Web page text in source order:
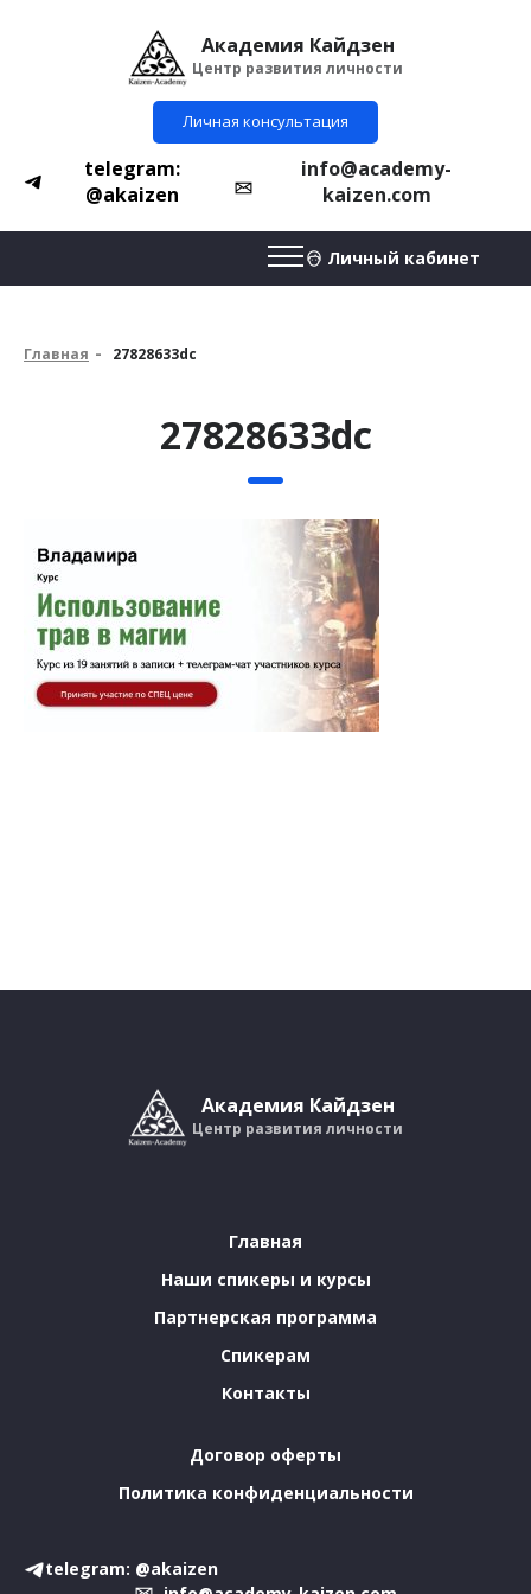
Академия Кайдзен
Центр развития личности
Личная консультация
telegram:
@akaizen
info@academy-
kaizen.com
Личный кабинет
Главная 27828633dc
27828633dc
Академия Кайдзен
Центр развития личности
Главная
Наши спикеры и курсы
Партнерская программа
Спикерам
Контакты
Договор оферты
Политика конфиденциальности
telegram: @akaizen